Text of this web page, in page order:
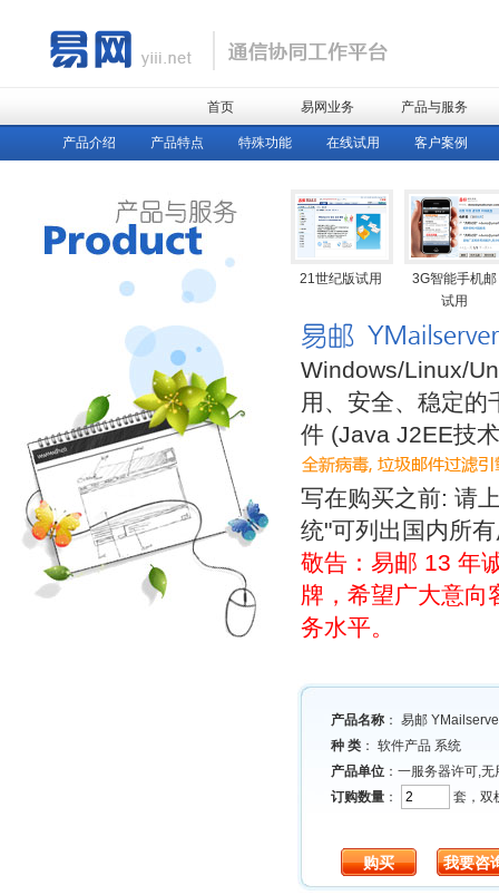
首页 易网业务 产品与服务
产品介绍 产品特点 特殊功能 在线试用 客户案例
21世纪版试用
3G智能手机邮
试用
Windows/Linux/
用、安全、稳定的
件 (Java J2EE技
写在购买之前: 请
统"可列出国内所
敬告：易邮 13 年
牌，希望广大意向
务水平。
产品名称 ： 易邮
种 类 ： 软件产品 系统
产品单位 ：一服务器许可,
订购数量 ： 套，双
购买 我要咨